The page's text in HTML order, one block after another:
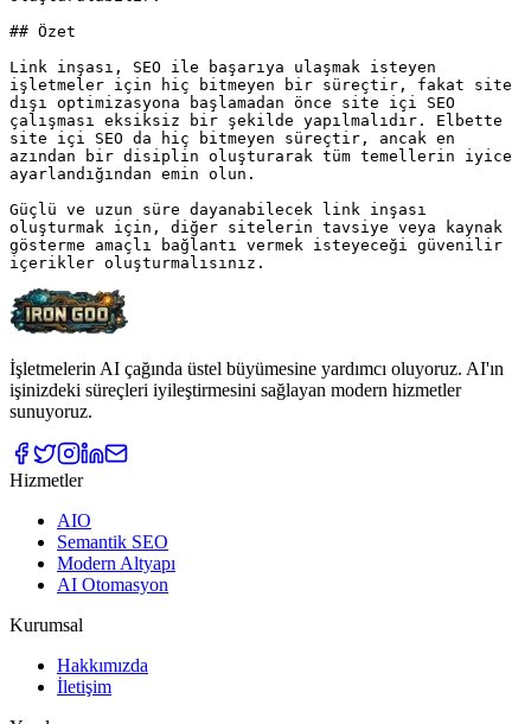
İşletmelerin AI çağında üstel büyümesine yardımcı oluyoruz. AI'ın
işinizdeki süreçleri iyileştirmesini sağlayan modern hizmetler
sunuyoruz.
Hizmetler
AIO
Semantik SEO
Modern Altyapı
AI Otomasyon
Kurumsal
Hakkımızda
İletişim